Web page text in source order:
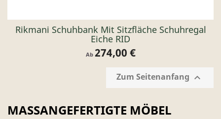
Rikmani Schuhbank Mit Sitzfläche Schuhregal
Eiche RID
Ab Preis
274,00 €
Zum Seitenanfang 
MASSANGEFERTIGTE MÖBEL